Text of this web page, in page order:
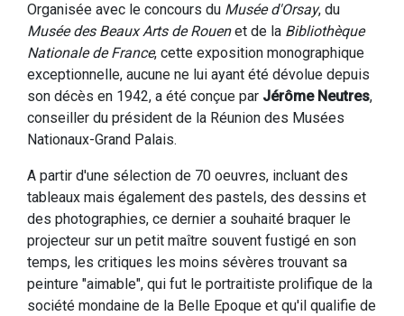
Organisée avec le concours du Musée d'Orsay, du
Musée des Beaux Arts de Rouenet de la Bibliothèque
Nationale de France, cette exposition monographique
exceptionnelle, aucune ne lui ayant été dévolue depuis
son décès en 1942, a été conçue par Jérôme Neutres,
conseiller du président de la Réunion des Musées
Nationaux-Grand Palais.
A partir d'une sélection de 70 oeuvres, incluant des
tableaux mais également des pastels, des dessins et
des photographies, ce dernier a souhaité braquer le
projecteur sur un petit maître souvent fustigé en son
temps, les critiques les moins sévères trouvant sa
peinture "aimable", qui fut le portraitiste prolifique de la
société mondaine de la Belle Epoque et qu'il qualifie de